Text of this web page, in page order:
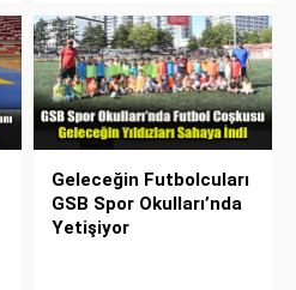
Geleceğin Futbolcuları
GSB Spor Okulları’nda
Yetişiyor